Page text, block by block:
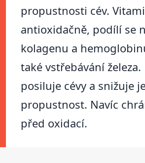
propustnosti cév.
antioxidačně, podílí se
kolagenu a
také vstřebávání železa.
posiluje cévy a snižuje
propustnost. Navíc
před oxidací.